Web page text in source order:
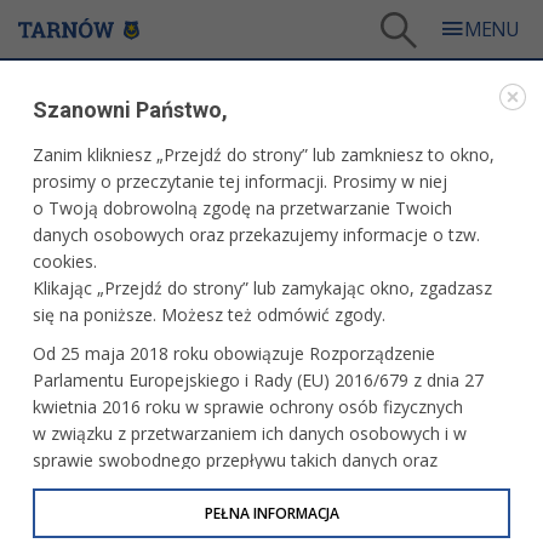
Integracyjny Turniej w kręglach
WARTO ZOBACZYĆ
INTEGRACYJNY TURNIEJ W KRĘGLACH
14.06.2018, 21:49 fot. Artur Gawle
Szanowni Państwo,
Zanim klikniesz „Przejdź do strony” lub zamkniesz to okno,
prosimy o przeczytanie tej informacji. Prosimy w niej
o Twoją dobrowolną zgodę na przetwarzanie Twoich
danych osobowych oraz przekazujemy informacje o tzw.
cookies.
Klikając „Przejdź do strony” lub zamykając okno, zgadzasz
się na poniższe. Możesz też odmówić zgody.
Od 25 maja 2018 roku obowiązuje Rozporządzenie
Parlamentu Europejskiego i Rady (EU) 2016/679 z dnia 27
kwietnia 2016 roku w sprawie ochrony osób fizycznych
w związku z przetwarzaniem ich danych osobowych i w
sprawie swobodnego przepływu takich danych oraz
uchylenia dyrektywy 95/46/WE (określane jako RODO, GDPR
lub Ogólne Rozporządzenie o Ochronie Danych
PEŁNA INFORMACJA